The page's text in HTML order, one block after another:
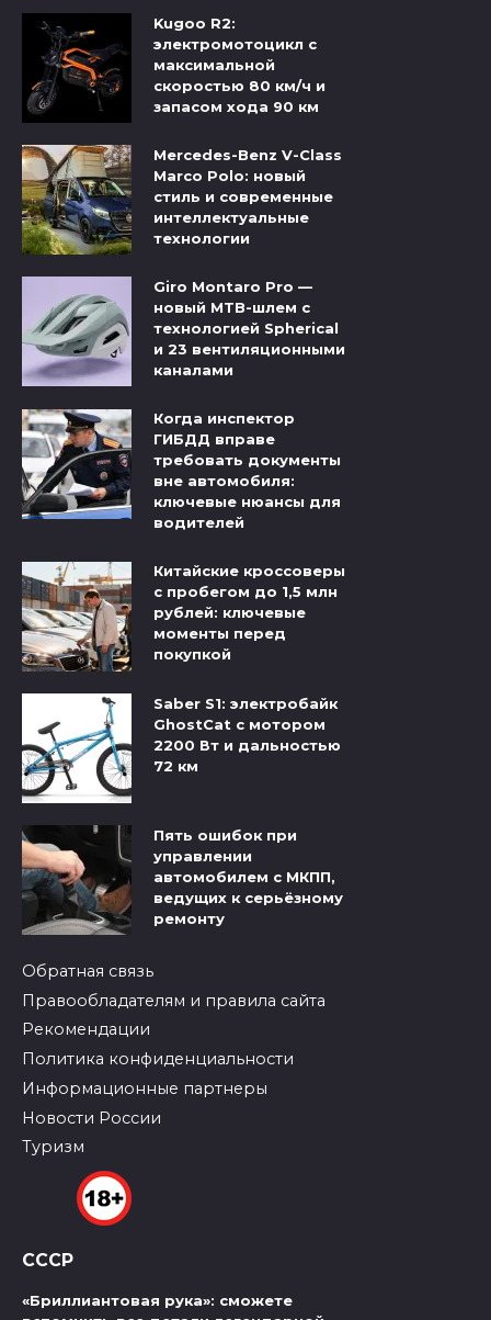
Kugoo R2:
электромотоцикл с
максимальной
скоростью 80 км/ч и
запасом хода 90 км
Mercedes-Benz V-Class
Marco Polo: новый
стиль и современные
интеллектуальные
технологии
Giro Montaro Pro —
новый MTB-шлем с
технологией Spherical
и 23 вентиляционными
каналами
Когда инспектор
ГИБДД вправе
требовать документы
вне автомобиля:
ключевые нюансы для
водителей
Китайские кроссоверы
с пробегом до 1,5 млн
рублей: ключевые
моменты перед
покупкой
Saber S1: электробайк
GhostCat с мотором
2200 Вт и дальностью
72 км
Пять ошибок при
управлении
автомобилем с МКПП,
ведущих к серьёзному
ремонту
Обратная связь
Правообладателям и правила сайта
Рекомендации
Политика конфиденциальности
Информационные партнеры
Новости России
Туризм
СССР
«Бриллиантовая рука»: сможете